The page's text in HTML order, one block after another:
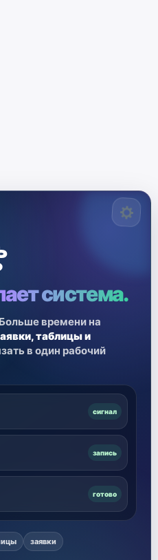
система.
времени на
таблицы и
в один рабочий
сигнал
запись
готово
заявки